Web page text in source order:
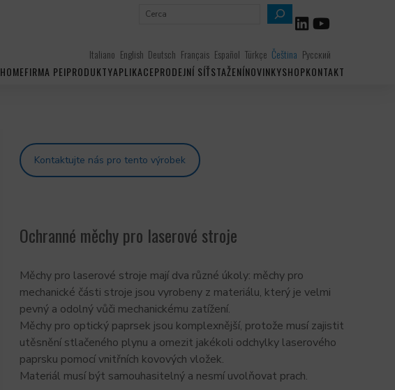
H
e
d
Italiano English Deutsch Français Español Türkçe Čeština Русский
HOMEFIRMA PEIPRODUKTYAPLIKACEPRODEJNÍ SÍŤSTAŽENÍNOVINKYSHOPKONTAKT
Kontaktujte nás pro tento výrobek
Ochranné měchy pro laserové stroje
Měchy pro laserové stroje mají dva různé úkoly: měchy pro
mechanické části stroje jsou vyrobeny z materiálu, který je velmi
pevný a odolný vůči mechanickému zatížení.
Měchy pro optický paprsek jsou komplexnější, protože musí zajistit
utěsnění stlačeného plynu a omezit jakékoli odchylky laserového
paprsku pomocí vnitřních kovových vložek.
Materiál musí být samouhasitelný a nesmí uvolňovat prach.